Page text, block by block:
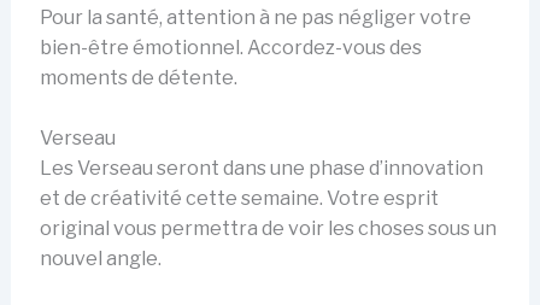
Pour la santé, attention à ne pas négliger votre
bien-être émotionnel. Accordez-vous des
moments de détente.
Verseau
Les Verseau seront dans une phase d’innovation
et de créativité cette semaine. Votre esprit
original vous permettra de voir les choses sous un
nouvel angle.